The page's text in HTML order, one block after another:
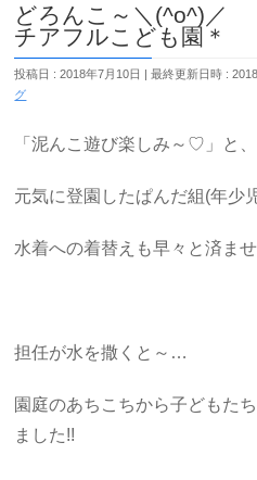
どろんこ～＼
チアフルこども園＊
投稿日 : 2018年7月10日 最終更新日時 :
グ
「泥んこ遊び楽しみ～♡」と、
元気に登園したぱんだ組(年少
水着への着替えも早々と済ま
担任が水を撒くと～…
園庭のあちこちから子どもた
ました!!